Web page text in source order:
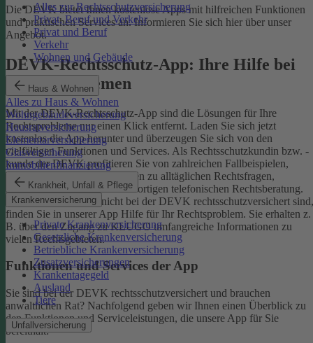
Alles zur Rechtsschutzversicherung
Privat, Beruf und Verkehr
Privat und Beruf
Verkehr
Wohnen und Gebäude
Haus & Wohnen
Alles zu Haus & Wohnen
Wohngebäudeversicherung
Hausratversicherung
Elementarversicherung
Glasversicherung
Immobilienfinanzierung
Krankheit, Unfall & Pflege
Krankenversicherung
Private Krankenversicherung
Gesetzliche Krankenversicherung
Betriebliche Krankenversicherung
Zusatzversicherungen
Krankentagegeld
Ausland
Tiere
Unfallversicherung
Die DEVK bietet Ihnen kostenlose Apps mit hilfreichen Funktionen
und praktischen Services an. Informieren Sie sich hier über unser
Angebot.
DEVK-Rechtsschutz-App: Ihre Hilfe bei
Rechtsproblemen
Mit der DEVK-Rechtsschutz-App sind die Lösungen für Ihre
Rechtsprobleme nur einen Klick entfernt. Laden Sie sich jetzt
kostenlos die App herunter und überzeugen Sie sich von den
vielfältigen Funktionen und Services. Als Rechtsschutzkundin bzw. -
kunde der DEVK profitieren Sie von zahlreichen Fallbeispielen,
informativen Ratgeberbeiträgen zu alltäglichen Rechtsfragen,
Musterverträgen und einer sofortigen telefonischen Rechtsberatung.
Aber auch, wenn Sie nicht bei der DEVK rechtsschutzversichert sind,
finden Sie in unserer App Hilfe für Ihr Rechtsproblem. Sie erhalten z.
B. über den Zugang zu KLUGO umfangreiche Informationen zu
vielen Rechtsgebieten.
Funktionen und Services der App
Sie sind bei der DEVK rechtsschutzversichert und brauchen
anwaltlichen Rat? Nachfolgend geben wir Ihnen einen Überblick zu
den Funktionen und Serviceleistungen, die unsere App für Sie
bereithält: